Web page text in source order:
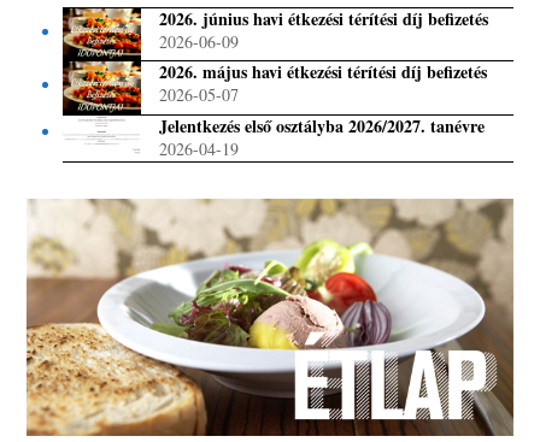
2026. június havi étkezési térítési díj befizetés
2026-06-09
2026. május havi étkezési térítési díj befizetés
2026-05-07
Jelentkezés első osztályba 2026/2027. tanévre
2026-04-19